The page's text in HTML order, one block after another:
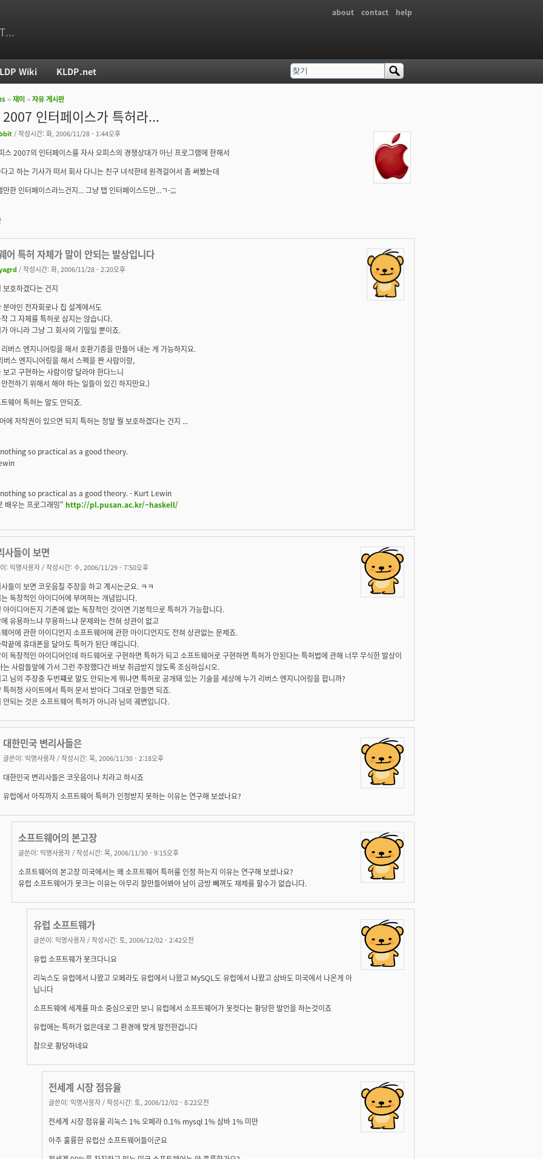
about contact help
››재미 ››자유 게시판
인터페이스가 특허라...
/ 작성시간: 화, 2006/11/28 - 1:44오후
스 2007의 인터페이스를 자사 오피스의 경쟁상대가 아닌 프로그램에 한해서
고 하는 기사가 떠서 회사 다니는 친구 녀석한테 원격걸어서 좀 써봤는데
만한 인터페이스라느건지... 그냥 탭 인터페이스드만...ㄱ-;;;
어 특허 자체가 말이 안되는 발상입니다
/ 작성시간: 화, 2006/11/28 - 2:20오후
보호하겠다는 건지
분야인 전자회로나 칩 설계에서도
그 자체를 특허로 삼지는 않습니다.
아니라 그냥 그 회사의 기밀일 뿐이죠.
버스 엔지니어링을 해서 호환기종을 만들어 내는 게 가능하지요.
버스 엔지니어링을 해서 스펙을 짠 사람이랑,
보고 구현하는 사람이랑 달라야 한다느니
전하기 위해서 해야 하는 일들이 있긴 하지만요.)
웨어 특허는 말도 안되죠.
에 저작권이 있으면 되지 특허는 정말 뭘 보호하겠다는 건지 ...
so practical as a good theory.
so practical as a good theory. - Kurt Lewin
배우는 프로그래밍" http://pl.pusan.ac.kr/~haskell/
사들이 보면
: 익명사용자 / 작성시간: 수, 2006/11/29 - 7:50오후
들이 보면 코웃음칠 주장을 하고 계시는군요. ㅋㅋ
독창적인 아이디어에 부여하는 개념입니다.
아이디어든지 기존에 없는 독창적인 것이면 기본적으로 특허가 가능합니다.
유용하느냐 무용하느냐 문제와는 전혀 상관이 없고
어에 관한 아이디언지 소프트웨어에 관한 아이디언지도 전혀 상관없는 문제죠.
끝에 휴대폰을 달아도 특허가 된단 얘깁니다.
독창적인 아이디어인데 하드웨어로 구현하면 특허가 되고 소프트웨어로 구현하면 특허가 안된다는 특허법에 관해 너무 무식한 발상이
는 사람들앞에 가서 그런 주장했다간 바보 취급받지 않도록 조심하십시오.
님의 주장중 두번쨰로 말도 안되는게 뭐냐면 특허로 공개돼 있는 기술을 세상에 누가 리버스 엔지니어링을 합니까?
특허청 사이트에서 특허 문서 받아다 그대로 만들면 되죠.
안되는 것은 소프트웨어 특허가 아니라 님의 궤변입니다.
대한민국 변리사들은
글쓴이: 익명사용자 / 작성시간: 목, 2006/11/30 - 2:18오후
대한민국 변리사들은 코웃음이나 치라고 하시죠
유럽에서 아직까지 소프트웨어 특허가 인정받지 못하는 이유는 연구해 보셨나요?
소프트웨어의 본고장
글쓴이: 익명사용자 / 작성시간: 목, 2006/11/30 - 9:15오후
소프트웨어의 본고장 미국에서는 왜 소프트웨어 특허를 인정 하는지 이유는 연구해 보셨나요?
유럽 소프트웨어가 못크는 이유는 아무리 잘만들어봐야 남이 금방 뻬껴도 재제를 할수가 없습니다.
유럽 소프트웨가
글쓴이: 익명사용자 / 작성시간: 토, 2006/12/02 - 2:42오전
유럽 소프트웨가 못크다니요
리눅스도 유럽에서 나왔고 오페라도 유럽에서 나왔고 MySQL도 유럽에서 나왔고 삼바도 미국에서 나온게 아
닙니다
소프트웨에 세계를 마소 중심으로만 보니 유럽에서 소프트웨어가 못컷다는 황당한 발언을 하는것이죠
유럽에는 특허가 없은데로 그 환경에 맞게 발전한겁니다
참으로 황당하네요
전세계 시장 점유율
글쓴이: 익명사용자 / 작성시간: 토, 2006/12/02 - 8:22오전
전세계 시장 점유율 리눅스 1% 오페라 0.1% mysql 1% 삼바 1% 미만
아주 훌륭한 유럽산 소프트웨어들이군요
Wiki KLDP.net 검색 폼
찾기